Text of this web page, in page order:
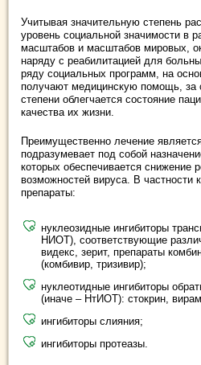
Учитывая значительную степень
уровень социальной значимости в
масштабов и масштабов мировых,
наряду с реабилитацией для
ряду социальных программ, на
получают медицинскую помощь, за
степени облегчается состояние
качества их жизни.
Преимущественно лечение
подразумевает под собой
которых обеспечивается снижение
возможностей вируса. В
препараты:
нуклеозидные ингибиторы
НИОТ), соответствующие
видекс, зерит, препараты
(комбивир, тризивир);
нуклеотидные ингибиторы
(иначе – НтИОТ): стокрин,
ингибиторы слияния;
ингибиторы протеазы.